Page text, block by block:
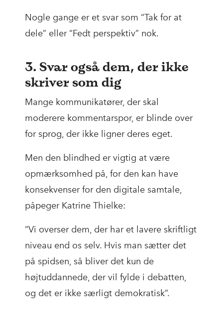
Nogle gange er et svar som “Tak for at
dele” eller “Fedt perspektiv” nok.
3. Svar også dem, der ikke
skriver som dig
Mange kommunikatører, der skal
moderere kommentarspor, er blinde over
for sprog, der ikke ligner deres eget.
Men den blindhed er vigtig at være
opmærksomhed på, for den kan have
konsekvenser for den digitale samtale,
påpeger Katrine Thielke:
“Vi overser dem, der har et lavere skriftligt
niveau end os selv. Hvis man sætter det
på spidsen, så bliver det kun de
højtuddannede, der vil fylde i debatten,
og det er ikke særligt demokratisk”.